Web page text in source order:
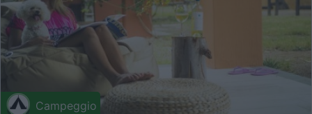
Campeggio